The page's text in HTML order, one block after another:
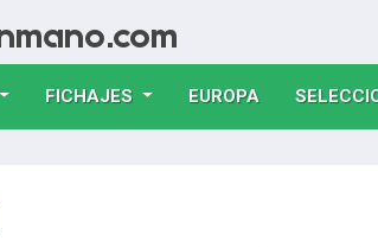
FICHAJES EUROPA(CURRENT)